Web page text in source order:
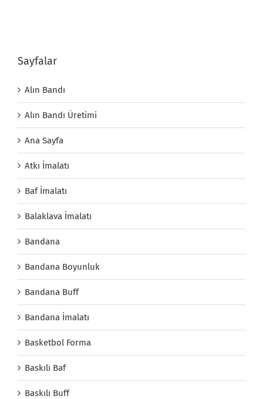
Sayfalar
Alın Bandı
Alın Bandı Üretimi
Ana Sayfa
Atkı İmalatı
Baf İmalatı
Balaklava İmalatı
Bandana
Bandana Boyunluk
Bandana Buff
Bandana İmalatı
Basketbol Forma
Baskılı Baf
Baskılı Buff